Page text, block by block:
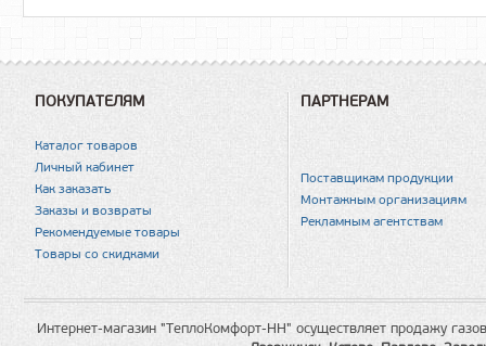
ПОКУПАТЕЛЯМ
Каталог товаров
Личный кабинет
Как заказать
Заказы и возвраты
Рекомендуемые товары
Товары со скидками
ПАРТНЕРАМ
Поставщикам продукции
Монтажным организациям
Рекламным агентствам
Интернет-магазин "ТеплоКомфорт-НН" осуществляет продажу